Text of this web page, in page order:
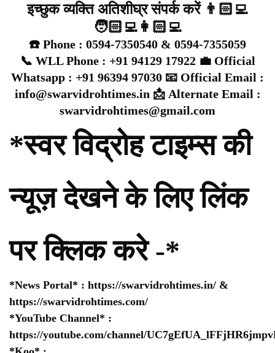
इच्छुक व्यक्ति अतिशीघ्र संपर्क करें 👨🏻‍💻
🧑🏻‍💻👩🏻‍💻
☎️ Phone : 0594-7350540 & 0594-7355059
📞 WLL Phone : +91 94129 17922 💼 Official
Whatsapp : +91 96394 97030 📧 Official Email :
info@swarvidrohtimes.in 📩 Alternate Email :
swarvidrohtimes@gmail.com
*स्वर विद्रोह टाइम्स की
न्यूज़ देखने के लिए लिंक
पर क्लिक करे -*
*News Portal* : https://swarvidrohtimes.in/ &
https://swarvidrohtimes.com/
*YouTube Channel* :
https://youtube.com/channel/